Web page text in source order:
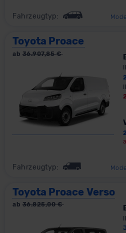
Fahrzeugtyp:
Toyota Proace
ab 36.907,85€
Fahrzeugtyp:
Toyota Proace Verso
ab 36.825,00€